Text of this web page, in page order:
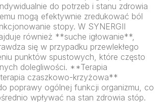
do potrzeb i stanu zdrowia
mogą efektywnie zredukować ból
stopy. W SYNERGII
również **suche igłowanie**,
się w przypadku przewlekłego
punktów spustowych, które często
dolegliwości. **Terapia
czaszkowo-krzyżowa**
poprawy ogólnej funkcji organizmu, co
wpływać na stan zdrowia stóp.